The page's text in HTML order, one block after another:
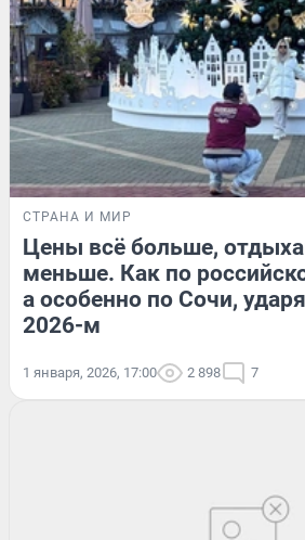
СТРАНА И МИР
Цены всё больше,
меньше. Как по
а особенно по Сочи,
2026-м
1 января, 2026, 17:00 2 898 7